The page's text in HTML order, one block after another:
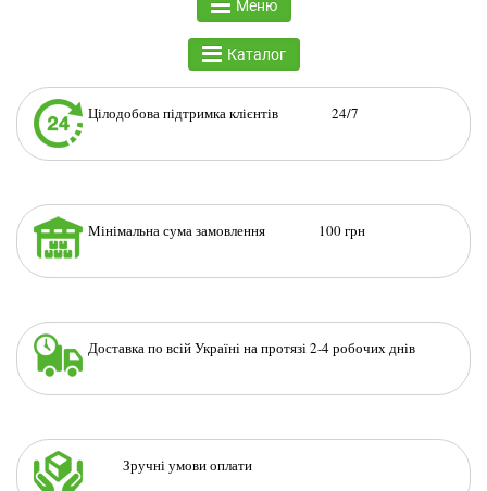
Меню
Каталог
Цілодобова підтримка клієнтів 24/7
Мінімальна сума замовлення 100 грн
Доставка по всій Україні на протязі 2-4 робочих днів
Зручні умови оплати